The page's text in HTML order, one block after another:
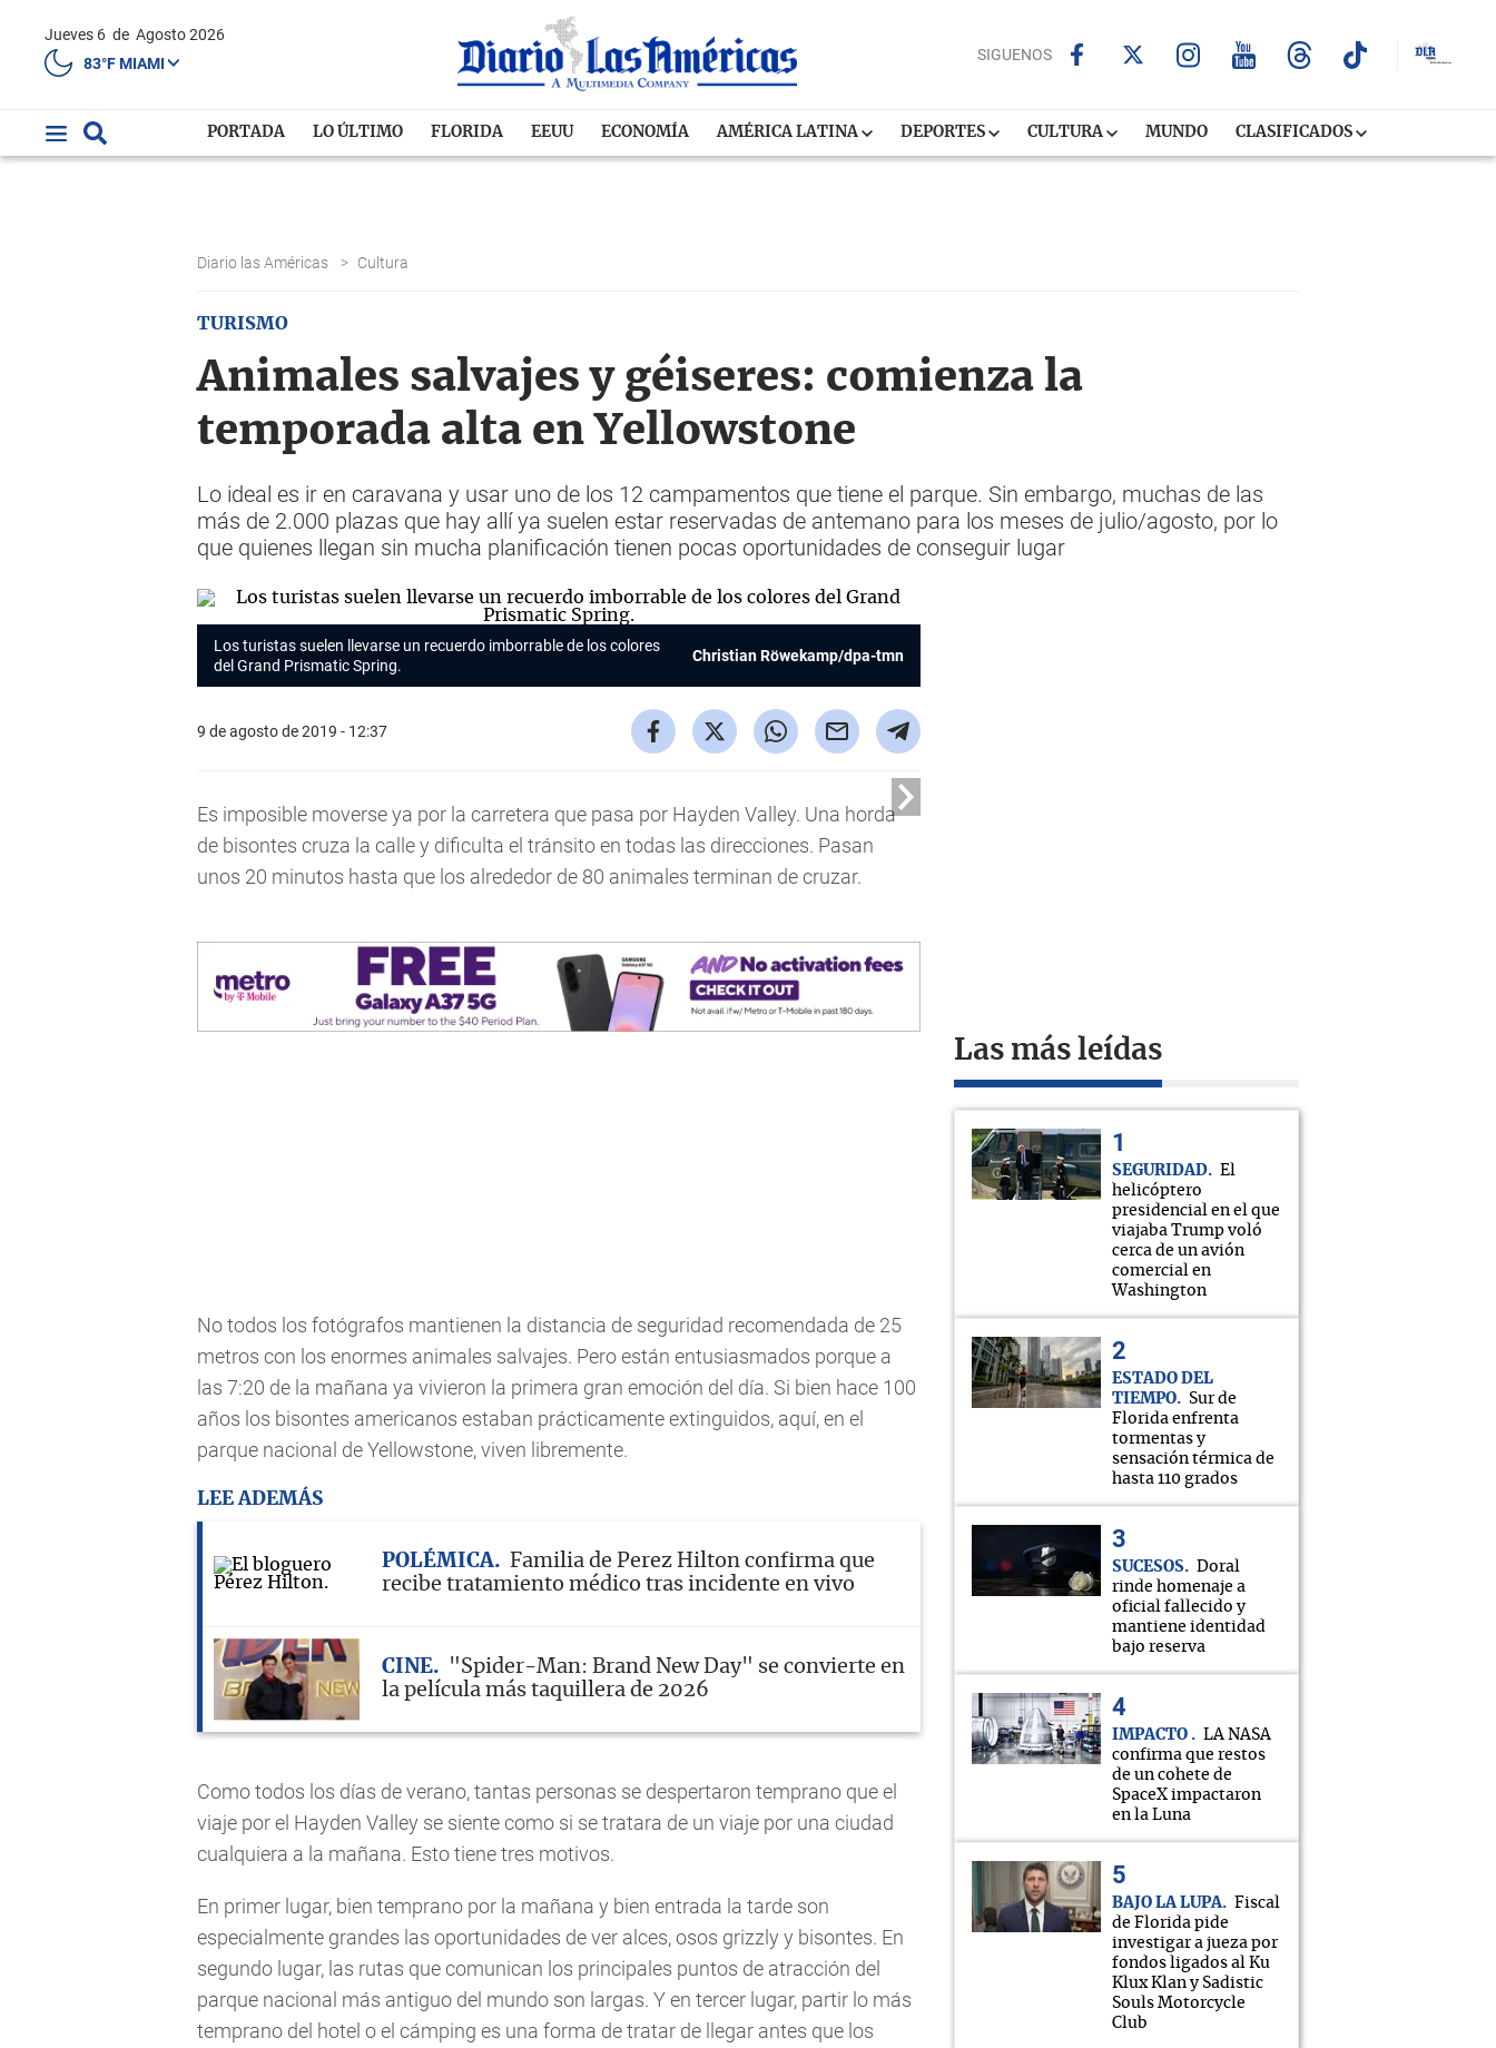
Jueves 6 de Agosto 2026
83°F MIAMI
SIGUENOS
PORTADA LO ÚLTIMO FLORIDA EEUU ECONOMÍA AMÉRICA LATINA DEPORTES CULTURA MUNDO CLASIFICADOS
Diario las Américas > Cultura
TURISMO
Animales salvajes y géiseres: comienza la
temporada alta en Yellowstone
Lo ideal es ir en caravana y usar uno de los 12 campamentos que tiene el parque. Sin embargo, muchas de las
más de 2.000 plazas que hay allí ya suelen estar reservadas de antemano para los meses de julio/agosto, por lo
que quienes llegan sin mucha planificación tienen pocas oportunidades de conseguir lugar
Los turistas suelen llevarse un recuerdo imborrable de los colores
del Grand Prismatic Spring.
Christian Röwekamp/dpa-tmn
9 de agosto de 2019 - 12:37
Es imposible moverse ya por la carretera que pasa por Hayden Valley. Una horda
de bisontes cruza la calle y dificulta el tránsito en todas las direcciones. Pasan
unos 20 minutos hasta que los alrededor de 80 animales terminan de cruzar.
No todos los fotógrafos mantienen la distancia de seguridad recomendada de 25
metros con los enormes animales salvajes. Pero están entusiasmados porque a
las 7:20 de la mañana ya vivieron la primera gran emoción del día. Si bien hace 100
años los bisontes americanos estaban prácticamente extinguidos, aquí, en el
parque nacional de Yellowstone, viven libremente.
LEE ADEMÁS
POLÉMICA
Familia de Perez Hilton confirma que
recibe tratamiento médico tras incidente en vivo
CINE
"Spider-Man: Brand New Day" se convierte en
la película más taquillera de 2026
Como todos los días de verano, tantas personas se despertaron temprano que el
viaje por el Hayden Valley se siente como si se tratara de un viaje por una ciudad
cualquiera a la mañana. Esto tiene tres motivos.
En primer lugar, bien temprano por la mañana y bien entrada la tarde son
especialmente grandes las oportunidades de ver alces, osos grizzly y bisontes. En
segundo lugar, las rutas que comunican los principales puntos de atracción del
parque nacional más antiguo del mundo son largas. Y en tercer lugar, partir lo más
temprano del hotel o el cámping es una forma de tratar de llegar antes que los
Las más leídas
SEGURIDAD
El
helicóptero
presidencial en el que
viajaba Trump voló
cerca de un avión
comercial en
Washington
ESTADO DEL
TIEMPO
Sur de
Florida enfrenta
tormentas y
sensación térmica de
hasta 110 grados
SUCESOS
Doral
rinde homenaje a
oficial fallecido y
mantiene identidad
bajo reserva
IMPACTO
LA NASA
confirma que restos
de un cohete de
SpaceX impactaron
en la Luna
BAJO LA LUPA
Fiscal
de Florida pide
investigar a jueza por
fondos ligados al Ku
Klux Klan y Sadistic
Souls Motorcycle
Club